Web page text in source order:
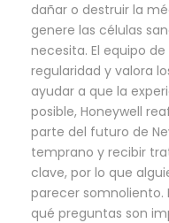
dañar o destruir la
genere las células
necesita. El equipo
regularidad y valora
ayudar a que la
posible, Honeywell
parte del futuro de
temprano y recibir
clave, por lo que
parecer somnoliento.
qué preguntas son